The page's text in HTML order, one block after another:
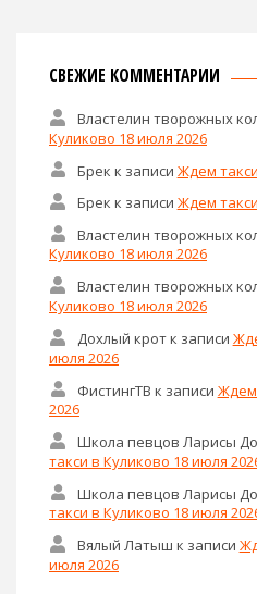
СВЕЖИЕ КОММЕНТАРИИ
Властелин творожных
Куликово 18 июля 2026
Брек к записи Ждем
Брек к записи Ждем
Властелин творожных
Куликово 18 июля 2026
Властелин творожных
Куликово 18 июля 2026
Дохлый кротк записи
июля 2026
ФистингТВ к записи Ждем
2026
Школа певцов Ларисы
такси в Куликово 18 июля
Школа певцов Ларисы
такси в Куликово 18 июля
Вялый Латыш к записи
июля 2026